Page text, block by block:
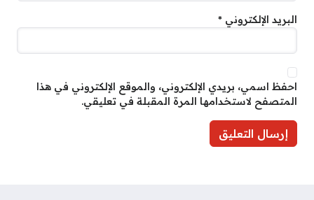
البريد الإلكتروني *
احفظ اسمي، بريدي الإلكتروني، والموقع الإلكتروني في هذا
المتصفح لاستخدامها المرة المقبلة في تعليقي.